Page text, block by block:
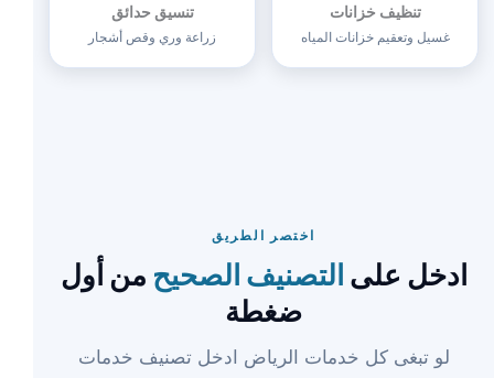
تنظيف خزانات
غسيل وتعقيم خزانات المياه
تنسيق حدائق
زراعة وري وقص أشجار
اختصر الطريق
ادخل على التصنيف الصحيح من أول
ضغطة
لو تبغى كل خدمات الرياض ادخل تصنيف خدمات